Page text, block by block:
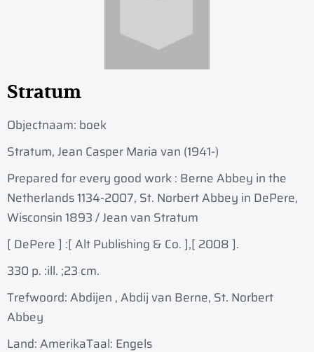
Stratum
Objectnaam: boek
Stratum, Jean Casper Maria van (1941-)
Prepared for every good work : Berne Abbey in the
Netherlands 1134-2007, St. Norbert Abbey in DePere,
Wisconsin 1893 / Jean van Stratum
[ DePere ] :[ Alt Publishing & Co. ],[ 2008 ].
330 p. :ill. ;23 cm.
Trefwoord: Abdijen , Abdij van Berne, St. Norbert
Abbey
Land: AmerikaTaal: Engels